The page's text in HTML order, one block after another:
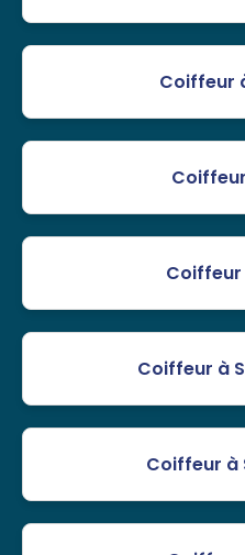
Coiffeur
Coiffeur
Coiffeur à
Coiffeur à